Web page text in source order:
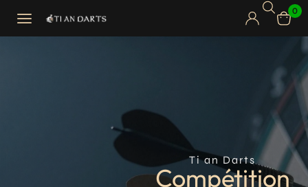
0
Ti an Darts
Compétition